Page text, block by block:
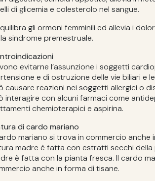
di glicemia e colesterolo nel sangue.
gli ormoni femminili ed allevia i
sindrome premestruale.
evitarne l’assunzione i soggetti
e di ostruzione delle vie biliari e
causare reazioni nei soggetti allergici o
interagire con alcuni farmaci come
chemioterapici e aspirina.
di cardo mariano
mariano si trova in commercio anche
madre è fatta con estratti secchi della
è fatta con la pianta fresca. Il cardo
anche in forma di tisane.